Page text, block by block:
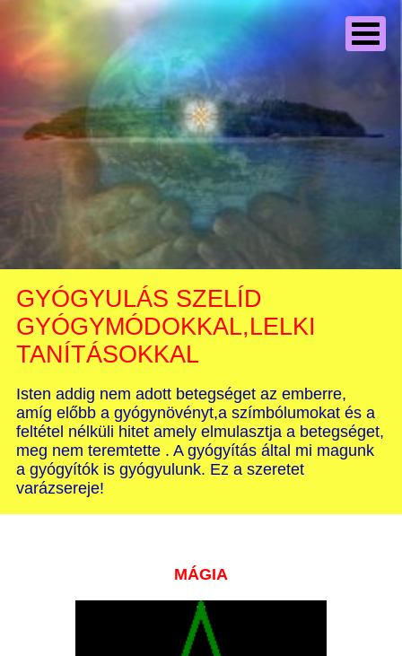
GYÓGYULÁS SZELÍD
GYÓGYMÓDOKKAL,LELKI
TANÍTÁSOKKAL
Isten addig nem adott betegséget az emberre,
amíg előbb a gyógynövényt,a szímbólumokat és a
feltétel nélküli hitet amely elmulasztja a betegséget,
meg nem teremtette . A gyógyítás által mi magunk
a gyógyítók is gyógyulunk. Ez a szeretet
varázsereje!
MÁGIA